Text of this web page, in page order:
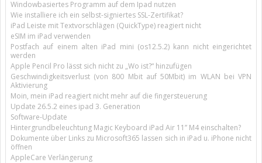
Windowbasiertes Programm auf dem Ipad nutzen
Wie installiere ich ein selbst-signiertes SSL-Zertifikat?
iPad Leiste mit Textvorschlägen (QuickType) reagiert nicht
eSIM im iPad verwenden
Postfach auf einem alten iPad mini (os12.5.2) kann nicht eingerichtet
werden
Apple Pencil Pro lässt sich nicht zu „Wo ist?“ hinzufügen
Geschwindigkeitsverlust (von 800 Mbit auf 50Mbit) im WLAN bei VPN
Aktivierung
Moin, mein iPad reagiert nicht mehr auf die fingersteuerung
Update 26.5.2 eines ipad 3. Generation
Software-Update
Hintergrundbeleuchtung Magic Keyboard iPad Air 11’’ M4 einschalten?
Dokumente über Links zu Microsoft365 lassen sich in iPad u. iPhone nicht
öffnen
AppleCare Verlängerung